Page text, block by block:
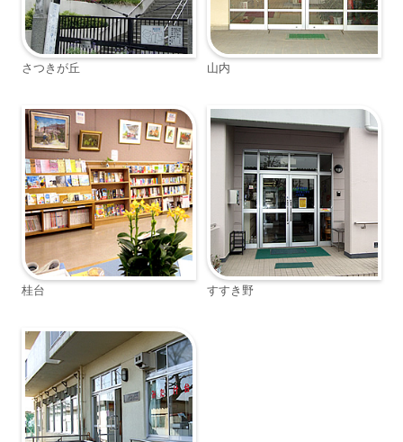
さつきが丘 山内
桂台 すすき野